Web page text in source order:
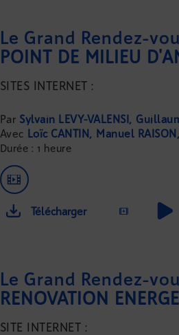
Le Grand Rendez-
SITES INTERNET :
Sylvain LEVY-VALENSI
Loïc CANTIN
Manuel RAISON
Durée : 1 heure
Télécharger
Le Grand Rendez-
RÉNOVATION
SITE INTERNET :